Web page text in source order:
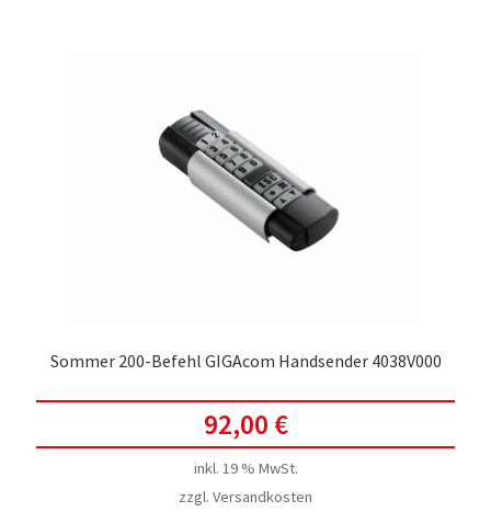
Sommer 200-Befehl GIGAcom Handsender 4038V000
92,00 €
inkl. 19 % MwSt.
zzgl. Versandkosten